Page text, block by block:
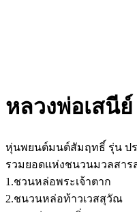
หลวงพ่อเสนี
หุ่นพยนต์มนต์สัมฤทธิ์ รุ่น ป
รวมยอดแห่งชนวนมวลสาร
1.ชวนหล่อพระเจ้าตาก
2.ชนวนหล่อท้าวเวสสุวัณ